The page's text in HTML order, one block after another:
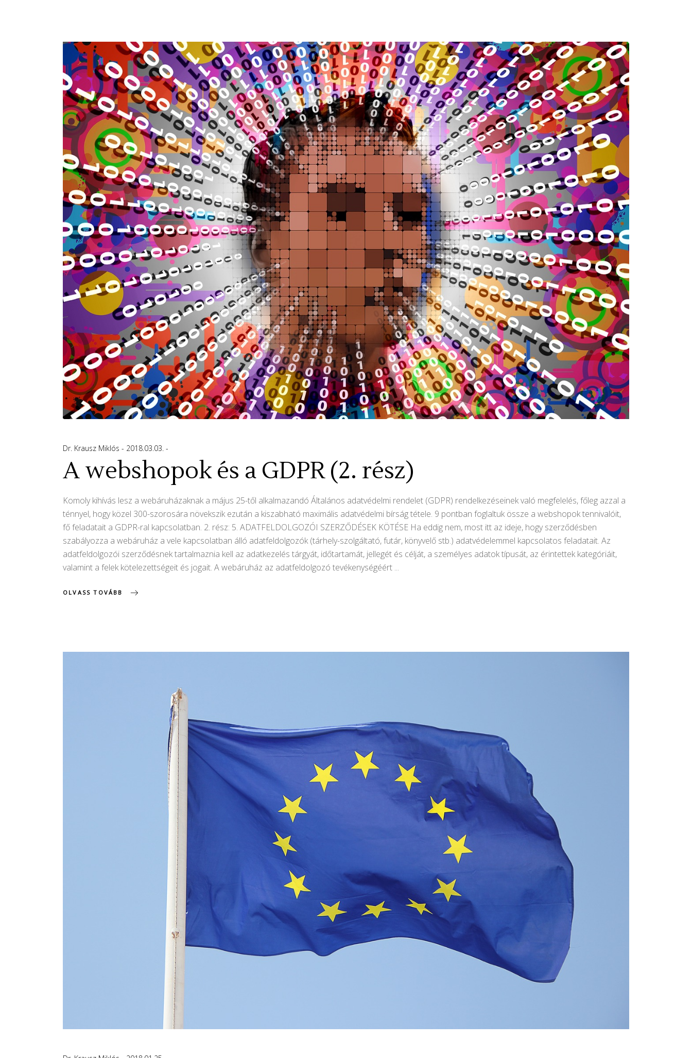
Dr. Krausz Miklós 2018.03.03.
A webshopok és a GDPR (2. rész)
Komoly kihívás lesz a webáruházaknak a május 25-től alkalmazandó Általános adatvédelmi rendelet (GDPR) rendelkezéseinek való megfelelés, főleg azzal a
ténnyel, hogy közel 300-szorosára növekszik ezután a kiszabható maximális adatvédelmi bírság tétele. 9 pontban foglaltuk össze a webshopok tennivalóit,
fő feladatait a GDPR-ral kapcsolatban. 2. rész: 5. ADATFELDOLGOZÓI SZERZŐDÉSEK KÖTÉSE Ha eddig nem, most itt az ideje, hogy szerződésben
szabályozza a webáruház a vele kapcsolatban álló adatfeldolgozók (tárhely-szolgáltató, futár, könyvelő stb.) adatvédelemmel kapcsolatos feladatait. Az
adatfeldolgozói szerződésnek tartalmaznia kell az adatkezelés tárgyát, időtartamát, jellegét és célját, a személyes adatok típusát, az érintettek kategóriáit,
valamint a felek kötelezettségeit és jogait. A webáruház az adatfeldolgozó tevékenységéért
OLVASS TOVÁBB